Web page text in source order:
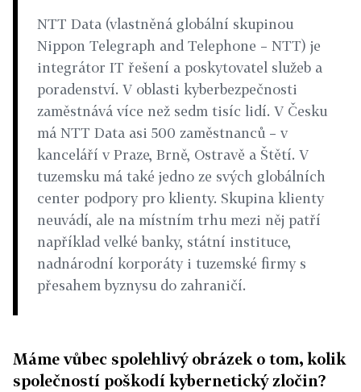
NTT Data (vlastněná globální skupinou
Nippon Telegraph and Telephone – NTT) je
integrátor IT řešení a poskytovatel služeb a
poradenství. V oblasti kyberbezpečnosti
zaměstnává více než sedm tisíc lidí. V Česku
má NTT Data asi 500 zaměstnanců – v
kanceláří v Praze, Brně, Ostravě a Štětí. V
tuzemsku má také jedno ze svých globálních
center podpory pro klienty. Skupina klienty
neuvádí, ale na místním trhu mezi něj patří
například velké banky, státní instituce,
nadnárodní korporáty i tuzemské firmy s
přesahem byznysu do zahraničí.
Máme vůbec spolehlivý obrázek o tom, kolik
společností poškodí kybernetický zločin?